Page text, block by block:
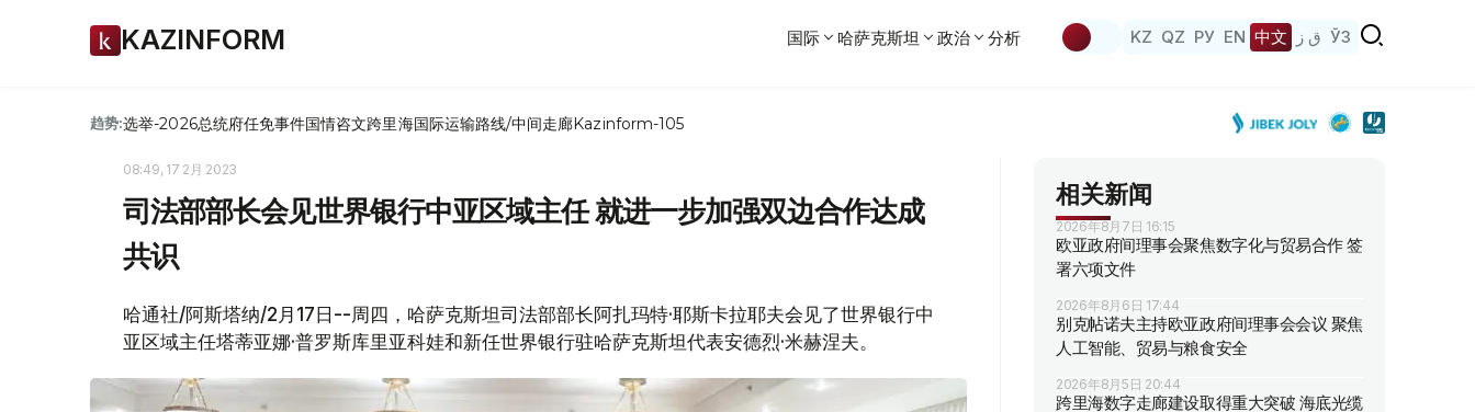
KAZINFORM 国际 哈萨克斯坦 政治 分析 KZ QZ РУ EN 中文 ق ز ЎЗ
趋势:选举-2026总统府任免事件国情咨文跨里海国际运输路线/中间走廊Kazinform-105
08:49, 17 2月 2023
司法部部长会见世界银行中亚区域主任 就进一步加强双边合作达成
共识
哈通社/阿斯塔纳/2月17日--周四，哈萨克斯坦司法部部长阿扎玛特·耶斯卡拉耶夫会见了世界银行中
亚区域主任塔蒂亚娜·普罗斯库里亚科娃和新任世界银行驻哈萨克斯坦代表安德烈·米赫涅夫。
相关新闻
2026年8月7日 16:15
欧亚政府间理事会聚焦数字化与贸易合作 签
署六项文件
2026年8月6日 17:44
别克帖诺夫主持欧亚政府间理事会会议 聚焦
人工智能、贸易与粮食安全
2026年8月5日 20:44
跨里海数字走廊建设取得重大突破 海底光缆